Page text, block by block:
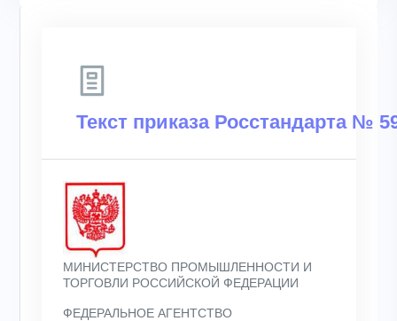
Текст приказа Росстандарта №
МИНИСТЕРСТВО ПРОМЫШЛЕННОСТИ И
ТОРГОВЛИ РОССИЙСКОЙ ФЕДЕРАЦИИ
ФЕДЕРАЛЬНОЕ АГЕНТСТВО